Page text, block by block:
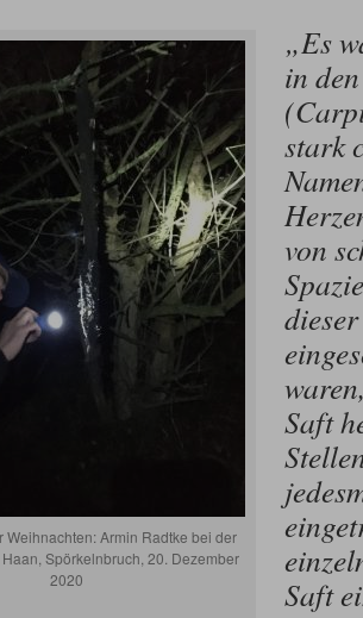
Weihnachten: Armin Radtke bei der
Spörkelnbruch, 20. Dezember
2020
„Es
in
stark
von
Saft
Saft